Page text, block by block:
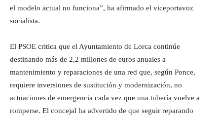
el modelo actual no funciona”, ha afirmado el viceportavoz
socialista.
El PSOE critica que el Ayuntamiento de Lorca continúe
destinando más de 2,2 millones de euros anuales a
mantenimiento y reparaciones de una red que, según Ponce,
requiere inversiones de sustitución y modernización, no
actuaciones de emergencia cada vez que una tubería vuelve a
romperse. El concejal ha advertido de que seguir reparando